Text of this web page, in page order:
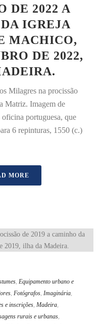
DE 2022 A
IGREJA
MACHICO,
DE 2022,
Milagres na procissão
Matriz. Imagem de
oficina portuguesa, que
6 repinturas, 1550 (c.)
MORE
, Equipamento urbano e
, Fotógrafos, Imaginária,
e inscrições, Madeira,
rurais e urbanas,